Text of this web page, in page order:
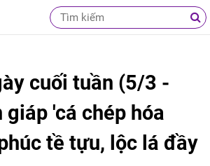
cuối tuần (5/3 -
'cá chép hóa
tề tựu, lộc lá đầy